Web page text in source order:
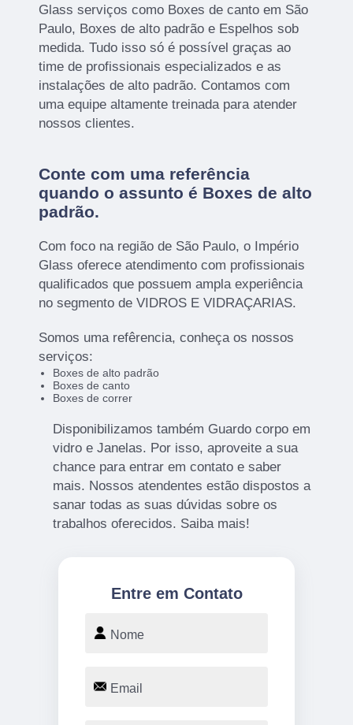
Glass serviços como Boxes de canto em São
Paulo, Boxes de alto padrão e Espelhos sob
medida. Tudo isso só é possível graças ao
time de profissionais especializados e as
instalações de alto padrão. Contamos com
uma equipe altamente treinada para atender
nossos clientes.
Conte com uma referência
quando o assunto é Boxes de alto
padrão.
Com foco na região de São Paulo, o Império
Glass oferece atendimento com profissionais
qualificados que possuem ampla experiência
no segmento de VIDROS E VIDRAÇARIAS.
Somos uma refêrencia, conheça os nossos
serviços:
Boxes de alto padrão
Boxes de canto
Boxes de correr
Disponibilizamos também Guardo corpo em
vidro e Janelas. Por isso, aproveite a sua
chance para entrar em contato e saber
mais. Nossos atendentes estão dispostos a
sanar todas as suas dúvidas sobre os
trabalhos oferecidos. Saiba mais!
Entre em Contato